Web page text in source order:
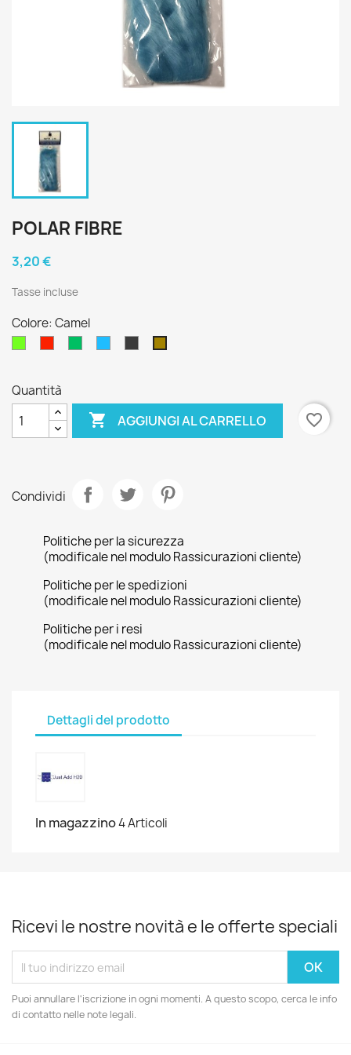
POLAR FIBRE
3,20 €
Tasse incluse
Colore: Camel
Quantità
 AGGIUNGI AL CARRELLO favorite_border
Condividi
Politiche per la sicurezza
(modificale nel modulo Rassicurazioni cliente)
Politiche per le spedizioni
(modificale nel modulo Rassicurazioni cliente)
Politiche per i resi
(modificale nel modulo Rassicurazioni cliente)
Dettagli del prodotto
In magazzino4 Articoli
Ricevi le nostre novità e le offerte speciali
Puoi annullare l'iscrizione in ogni momenti. A questo scopo, cerca le info
di contatto nelle note legali.